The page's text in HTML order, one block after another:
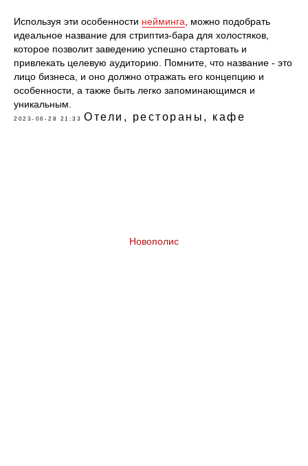
Используя эти особенности нейминга , можно подобрать
идеальное название для стриптиз-бара для холостяков,
которое позволит заведению успешно стартовать и
привлекать целевую аудиторию. Помните, что название - это
лицо бизнеса, и оно должно отражать его концепцию и
особенности, а также быть легко запоминающимся и
уникальным.
2023-06-28 21:33 Отели, рестораны, кафе
Новополис